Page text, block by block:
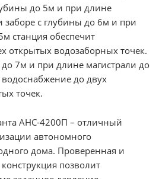
до 5м и при длине
заборе с глубины до 6м и при
станция обеспечит
открытых водозаборных точек.
7м и при длине магистрали до
до двух
точек.
АНС-4200П – отличный
автономного
дома. Проверенная и
позволит